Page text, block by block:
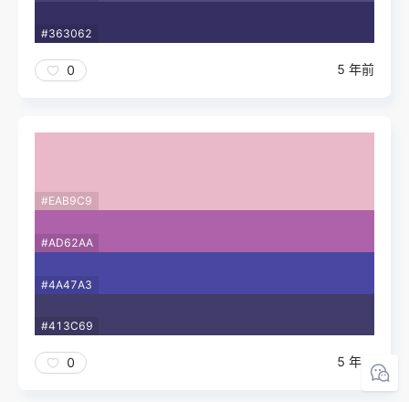
#363062
0 5 年前
#EAB9C9
#AD62AA
#4A47A3
#413C69
0 5 年前